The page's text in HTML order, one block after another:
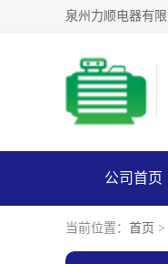
公司首页
当前位置： 首页 >